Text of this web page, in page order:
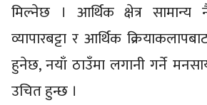
मिल्नेछ । आर्थिक क्षेत्र
व्यापारबट्टा र आर्थिक
हुनेछ, नयाँ ठाउँमा लगानी गर्ने
उचित हुन्छ ।